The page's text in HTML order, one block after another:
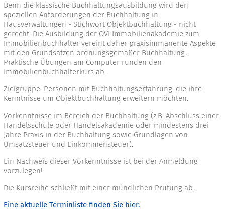
Denn die klassische Buchhaltungsausbildung wird den
speziellen Anforderungen der Buchhaltung in
Hausverwaltungen - Stichwort Objektbuchhaltung - nicht
gerecht. Die Ausbildung der ÖVI Immobilienakademie zum
Immobilienbuchhalter vereint daher praxisimmanente Aspekte
mit den Grundsätzen ordnungsgemäßer Buchhaltung.
Praktische Übungen am Computer runden den
Immobilienbuchhalterkurs ab.
Zielgruppe: Personen mit Buchhaltungserfahrung, die ihre
Kenntnisse um Objektbuchhaltung erweitern möchten.
Vorkenntnisse im Bereich der Buchhaltung (z.B. Abschluss einer
Handelsschule oder Handelsakademie oder mindestens drei
Jahre Praxis in der Buchhaltung sowie Grundlagen von
Umsatzsteuer und Einkommensteuer).
Ein Nachweis dieser Vorkenntnisse ist bei der Anmeldung
vorzulegen!
Die Kursreihe schließt mit einer mündlichen Prüfung ab.
Eine aktuelle Terminliste finden Sie hier.